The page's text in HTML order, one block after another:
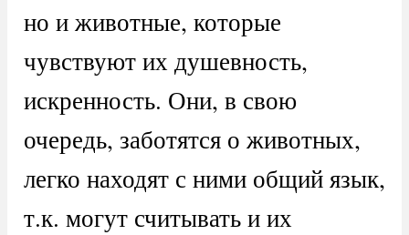
но и животные, которые
чувствуют их душевность,
искренность. Они, в свою
очередь, заботятся о животных,
легко находят с ними общий язык,
т.к. могут считывать и их